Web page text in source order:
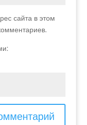
сайта в этом